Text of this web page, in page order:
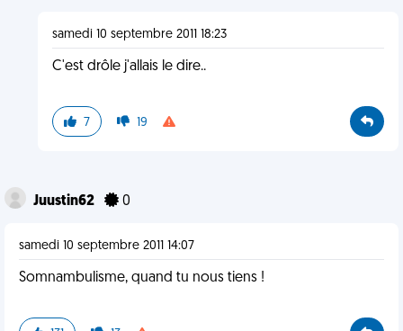
samedi 10 septembre 2011 18:23
C'est drôle j'allais le dire..
7 19
Juustin62 0
samedi 10 septembre 2011 14:07
Somnambulisme, quand tu nous tiens !